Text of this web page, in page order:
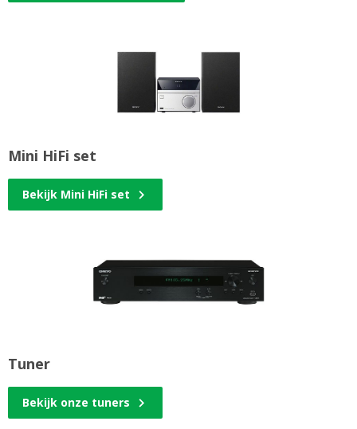
Mini HiFi set
Bekijk Mini HiFi set
Tuner
Bekijk onze tuners